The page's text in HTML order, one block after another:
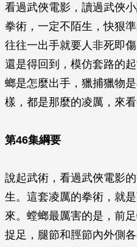
看過武俠電影，讀過武俠
拳術，一定不陌生，快狠
往往一出手就要人非死即
還是得回到，模仿套路的
螂是怎麼出手，獵捕獵物
樣，都是那麼的凌厲，來看
第46集綱要
說起武術，看過武俠電影
生。這套凌厲的拳術，就
來。螳螂最厲害的是，前
捉足，腿節和脛節內外側